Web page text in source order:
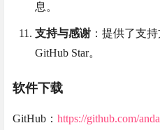
息。
支持与感谢 ：提供了支
GitHub Star。
软件下载
GitHub： https://github.com/